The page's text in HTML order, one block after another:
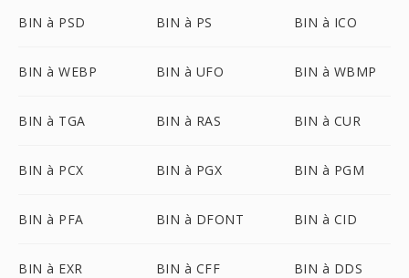
BIN à PSD BIN à PS BIN à ICO
BIN à WEBP BIN à UFO BIN à WBMP
BIN à TGA BIN à RAS BIN à CUR
BIN à PCX BIN à PGX BIN à PGM
BIN à PFA BIN à DFONT BIN à CID
BIN à EXR BIN à CFF BIN à DDS